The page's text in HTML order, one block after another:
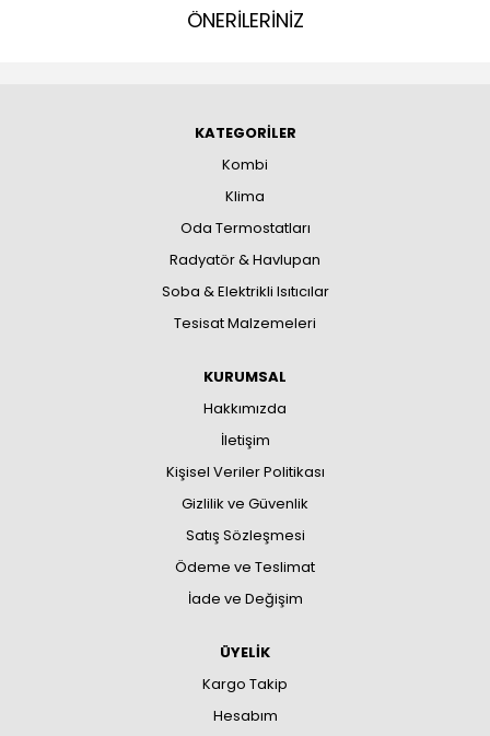
ÖNERİLERİNİZ
KATEGORİLER
Kombi
Klima
Oda Termostatları
Radyatör & Havlupan
Soba & Elektrikli Isıtıcılar
Tesisat Malzemeleri
KURUMSAL
Hakkımızda
İletişim
Kişisel Veriler Politikası
Gizlilik ve Güvenlik
Satış Sözleşmesi
Ödeme ve Teslimat
İade ve Değişim
ÜYELİK
Kargo Takip
Hesabım